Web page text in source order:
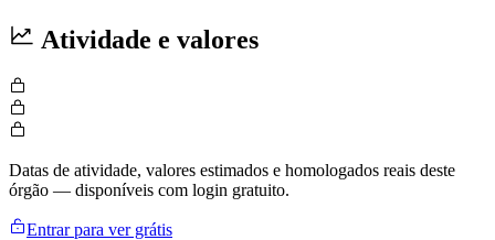
Atividade e valores
Datas de atividade, valores estimados e homologados reais deste
órgão — disponíveis com login gratuito.
Entrar para ver grátis